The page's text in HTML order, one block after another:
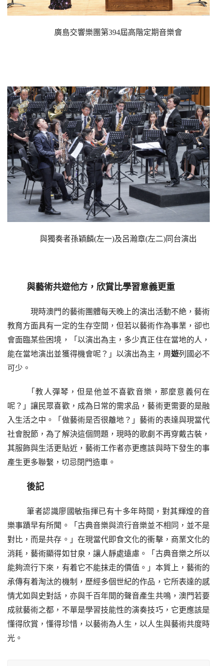
廣島交響樂團第394屆高階定期音樂會
與獨奏者孫穎麟(左一)及呂瀚章(左二)同台演出
與藝術共遊他方，欣賞比學習意義更重
現時澳門的藝術團體每天晚上的演出活動不絶，藝術
教育方面具有一定的生存空間，但若以藝術作為事業，卻也
會面臨某些困境，「以演出為主，多少真正住在當地的人，
能在當地演出並獲得機會呢？」以演出為主，周遊列國必不
可少。
「教人彈琴，但是他並不喜歡音樂，那麼意義何在
呢？」讓民眾喜歡，成為日常的需求品，藝術更需要的是融
入生活之中。「做藝術是否很離地？」藝術的表達與現當代
社會脫節，為了解決這個問題，現時的歌劇不再穿戴古裝，
其服飾與生活更貼近，藝術工作者亦更應該與時下發生的事
產生更多聯繫，切忌閉門造車。
後記
筆者認識廖國敏指揮已有十多年時間，對其輝煌的音
樂事蹟早有所聞。「古典音樂與流行音樂並不相同，並不是
對比，而是共存。」在現當代即食文化的衝擊，商業文化的
消耗，藝術顯得如甘泉，讓人靜處遠慮。「古典音樂之所以
能夠流行下來，有着它不能抹走的價值。」本質上，藝術的
承傳有着淘汰的機制，歷經多個世紀的作品，它所表達的感
情尤如與史對話，亦與千百年間的聲音產生共鳴，澳門若要
成就藝術之都，不單是學習技能性的演奏技巧，它更應該是
懂得欣賞，懂得珍惜，以藝術為人生，以人生與藝術共度時
光。